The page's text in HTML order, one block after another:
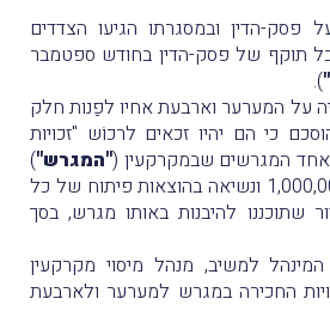
פסק-הדין ובמסגרתו הגיעו הצדדים
תוקף של פסק-הדין בחודש ספטמבר
)
.
על המערער וארבעת אחיו לפַנות חלק
כי הם יהיו זכאים לרכוֹש "זכויות
המגרשים שבמקרקעין ("המגרש")
תמורת תשלום של 1,000,000$ ונשיאה בהוצאות פיתוח של כל
הדיור שתוכננו להיבנות באותו מגרש, בסך
דיווח המינהל למשיב, מנהל מיסוי מקרקעין
החכירה במגרש למערער ולארבעת